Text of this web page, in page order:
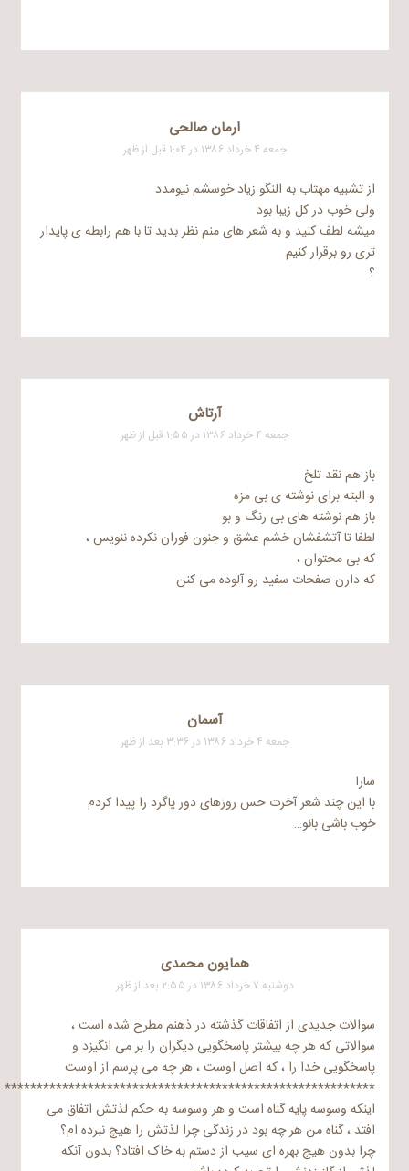
ارمان صالحی
جمعه ۴ خرداد ۱۳۸۶ در ۱:۰۴ قبل از ظهر
از تشبیه مهتاب به النگو زیاد خوسشم نیومدد
ولی خوب در کل زیبا بود
میشه لطف کنید و به شعر های منم نظر بدید تا با هم رابطه ی پایدار
تری رو برقرار کنیم
؟
آرتاش
جمعه ۴ خرداد ۱۳۸۶ در ۱:۵۵ قبل از ظهر
باز هم نقد تلخ
و البته برای نوشته ی بی مزه
باز هم نوشته های بی رنگ و بو
لطفا تا آتشفشان خشم عشق و جنون فوران نکرده ننویس ،
که بی محتوان ،
که دارن صفحات سفید رو آلوده می کنن
آسمان
جمعه ۴ خرداد ۱۳۸۶ در ۳:۳۶ بعد از ظهر
سارا
با این چند شعر آخرت حس روزهای دور پاگرد را پیدا کردم
خوب باشی بانو…
همایون محمدی
دوشنبه ۷ خرداد ۱۳۸۶ در ۲:۵۵ بعد از ظهر
سوالات جدیدی از اتفاقات گذشته در ذهنم مطرح شده است ،
سوالاتی که هر چه بیشتر پاسخگویی دیگران را بر می انگیزد و
پاسخگویی خدا را ، که اصل اوست ، هر چه می پرسم از اوست
**********************************************************
اینکه وسوسه پایه گناه است و هر وسوسه به حکم لذتش اتفاق می
افتد ، گناه من هر چه بود در زندگی چرا لذتش را هیچ نبرده ام؟
چرا بدون هیچ بهره ای سیب از دستم به خاک افتاد؟ بدون آنکه